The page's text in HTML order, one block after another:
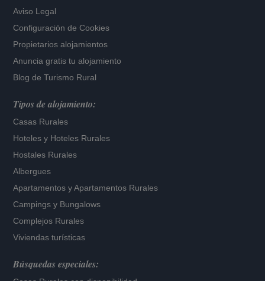
Aviso Legal
Configuración de Cookies
Propietarios alojamientos
Anuncia gratis tu alojamiento
Blog de Turismo Rural
Tipos de alojamiento:
Casas Rurales
Hoteles y Hoteles Rurales
Hostales Rurales
Albergues
Apartamentos yApartamentos Rurales
Campings y Bungalows
Complejos Rurales
Viviendas turísticas
Búsquedas especiales: